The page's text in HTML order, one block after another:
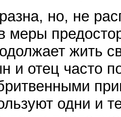
но, не
меры
жить
и отец часто
одни и